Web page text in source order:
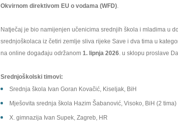
Okvirnom direktivom EU o vodama (WFD).
Natječaj je bio namijenjen učenicima srednjih škola i mladima u
srednjoškolaca iz četiri zemlje sliva rijeke Save i dva tima u
na online događaju održanom 1. lipnja 2026. u sklopu proslave
Srednjoškolski timovi:
Srednja škola Ivan Goran Kovačić, Kiseljak, BiH
Mješovita srednja škola Hazim Šabanović, Visoko, BiH (2 tima)
X. gimnazija Ivan Supek, Zagreb, HR